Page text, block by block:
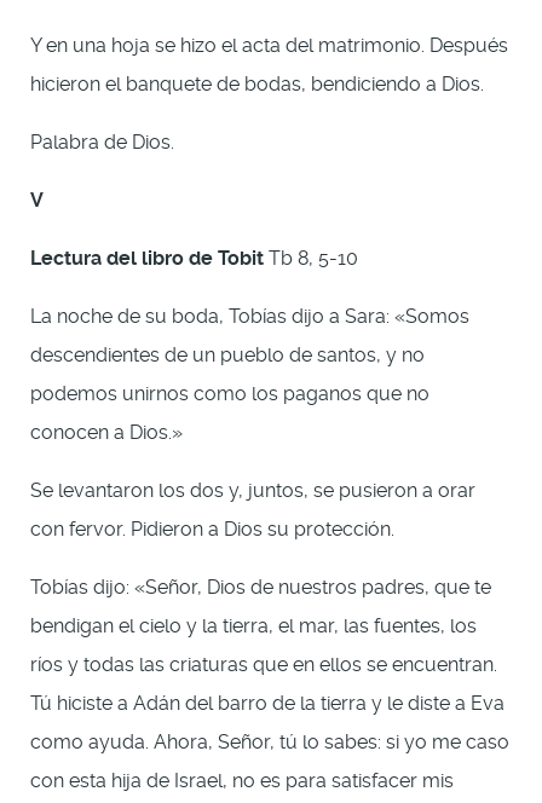
Y en una hoja se hizo el acta del matrimonio. Después
hicieron el banquete de bodas, bendiciendo a Dios.
Palabra de Dios.
V
Lectura del libro de Tobit Tb 8, 5-10
La noche de su boda, Tobías dijo a Sara: «Somos
descendientes de un pueblo de santos, y no
podemos unirnos como los paganos que no
conocen a Dios.»
Se levantaron los dos y, juntos, se pusieron a orar
con fervor. Pidieron a Dios su protección.
Tobías dijo: «Señor, Dios de nuestros padres, que te
bendigan el cielo y la tierra, el mar, las fuentes, los
ríos y todas las criaturas que en ellos se encuentran.
Tú hiciste a Adán del barro de la tierra y le diste a Eva
como ayuda. Ahora, Señor, tú lo sabes: si yo me caso
con esta hija de Israel, no es para satisfacer mis